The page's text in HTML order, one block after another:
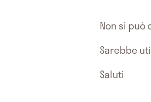
Non si
Sarebbe
Saluti